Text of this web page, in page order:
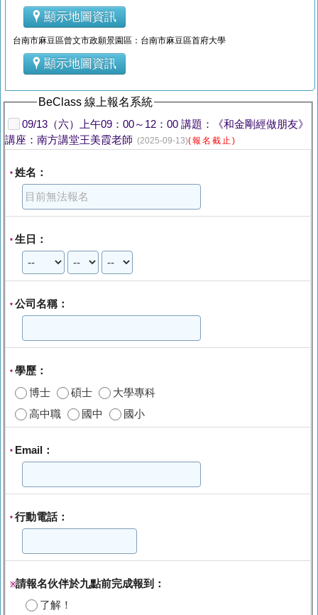
顯示地圖資訊
台南市麻豆區曾文市政願景園區：台南市麻豆區首府大學
顯示地圖資訊
BeClass 線上報名系統
09/13（六）上午09：00～12：00 講題：《和金剛經做朋友》
講座：南方講堂王美霞老師 (2025-09-13)(報名截止)
* 姓名：
* 生日：
* 公司名稱：
* 學歷：
博士
碩士
大學專科
高中職
國中 國小
* Email：
* 行動電話：
※請報名伙伴於九點前完成報到：
了解！